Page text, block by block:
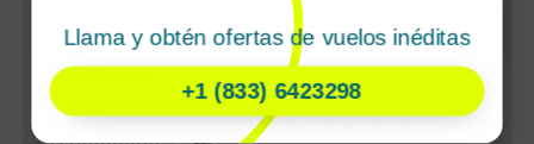
¿Cómo contactar a
Avianca Cali teléfono?
¿Cómo llamar a
Llama y obtén ofertas de vuelos inéditas
+1 (833) 6423298